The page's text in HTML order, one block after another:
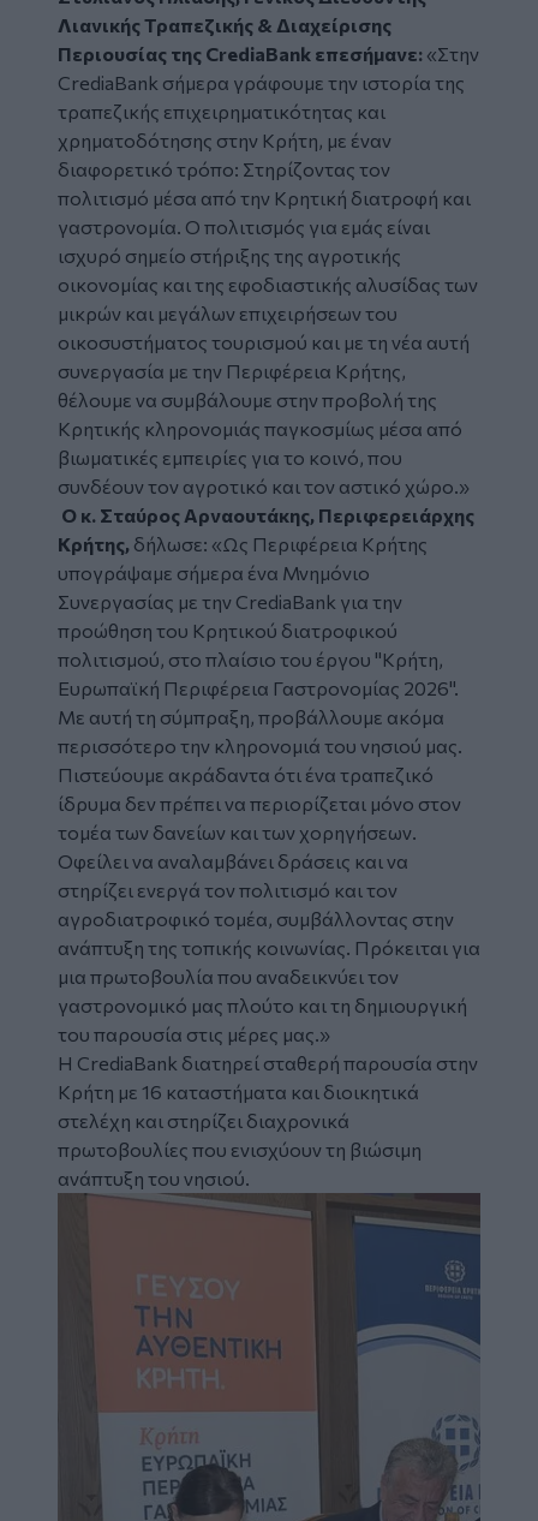
Λιανικής Τραπεζικής & Διαχείρισης
Περιουσίας της CrediaBank επεσήμανε: «Στην
CrediaBank σήμερα γράφουμε την ιστορία της
τραπεζικής επιχειρηματικότητας και
χρηματοδότησης στην Κρήτη, με έναν
διαφορετικό τρόπο: Στηρίζοντας τον
πολιτισμό μέσα από την Κρητική διατροφή και
γαστρονομία. Ο πολιτισμός για εμάς είναι
ισχυρό σημείο στήριξης της αγροτικής
οικονομίας και της εφοδιαστικής αλυσίδας των
μικρών και μεγάλων επιχειρήσεων του
οικοσυστήματος τουρισμού και με τη νέα αυτή
συνεργασία με την Περιφέρεια Κρήτης,
θέλουμε να συμβάλουμε στην προβολή της
Κρητικής κληρονομιάς παγκοσμίως μέσα από
βιωματικές εμπειρίες για το κοινό, που
συνδέουν τον αγροτικό και τον αστικό χώρο.»
Ο κ. Σταύρος Αρναουτάκης, Περιφερειάρχης
Κρήτης, δήλωσε: «Ως Περιφέρεια Κρήτης
υπογράψαμε σήμερα ένα Μνημόνιο
Συνεργασίας με την CrediaBank για την
προώθηση του Κρητικού διατροφικού
πολιτισμού, στο πλαίσιο του έργου "Κρήτη,
Ευρωπαϊκή Περιφέρεια Γαστρονομίας 2026".
Με αυτή τη σύμπραξη, προβάλλουμε ακόμα
περισσότερο την κληρονομιά του νησιού μας.
Πιστεύουμε ακράδαντα ότι ένα τραπεζικό
ίδρυμα δεν πρέπει να περιορίζεται μόνο στον
τομέα των δανείων και των χορηγήσεων.
Οφείλει να αναλαμβάνει δράσεις και να
στηρίζει ενεργά τον πολιτισμό και τον
αγροδιατροφικό τομέα, συμβάλλοντας στην
ανάπτυξη της τοπικής κοινωνίας. Πρόκειται για
μια πρωτοβουλία που αναδεικνύει τον
γαστρονομικό μας πλούτο και τη δημιουργική
του παρουσία στις μέρες μας.»
Η CrediaBank διατηρεί σταθερή παρουσία στην
Κρήτη με 16 καταστήματα και διοικητικά
στελέχη και στηρίζει διαχρονικά
πρωτοβουλίες που ενισχύουν τη βιώσιμη
ανάπτυξη του νησιού.